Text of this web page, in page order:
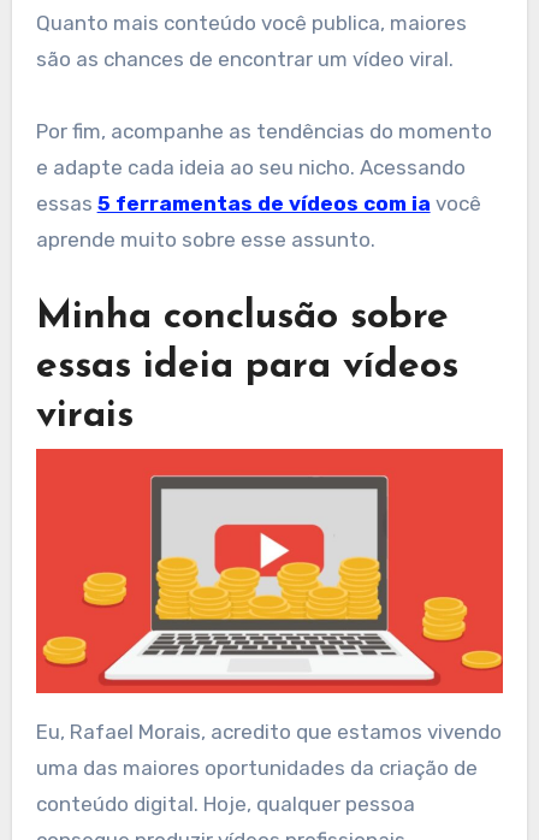
Quanto mais conteúdo você publica, maiores
são as chances de encontrar um vídeo viral.
Por fim, acompanhe as tendências do momento
e adapte cada ideia ao seu nicho. Acessando
essas 5 ferramentas de vídeos com ia você
aprende muito sobre esse assunto.
Minha conclusão sobre
essas ideia para vídeos
virais
Eu, Rafael Morais, acredito que estamos vivendo
uma das maiores oportunidades da criação de
conteúdo digital. Hoje, qualquer pessoa